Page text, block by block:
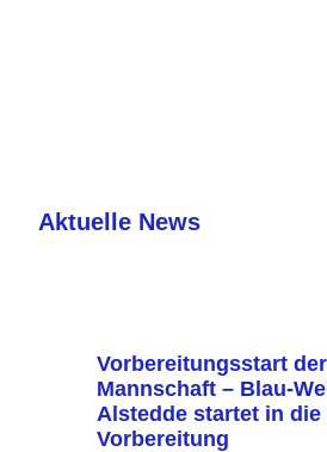
Aktuelle News
Vorbereitungsstart
Mannschaft – Blau-
Alstedde startet in
Vorbereitung